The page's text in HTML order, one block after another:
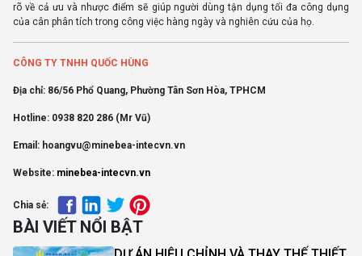
rõ về cả ưu và nhược điểm sẽ giúp người dùng tận dụng tối đa công dụng
của cân phân tích trong công việc hàng ngày và nghiên cứu của họ.
CÔNG TY TNHH QUỐC HÙNG
Địa chỉ: 86/56 Phổ Quang, Phường Tân Sơn Hòa, TPHCM
Hotline: 0938 820 286 (Mr Vũ)
Email: hoangvu@minebea-intecvn.vn
Website: minebea-intecvn.vn
Chia sẻ:
BÀI VIẾT NỔI BẬT